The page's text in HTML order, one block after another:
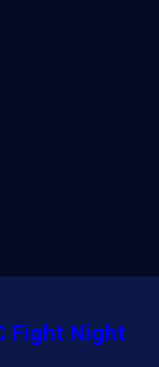
Fight Night